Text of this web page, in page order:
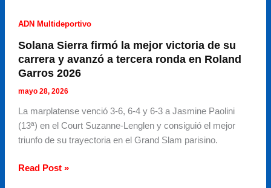
quedan
argentinos
en
carrera
ADN Multideportivo
Solana Sierra firmó la mejor victoria de su
carrera y avanzó a tercera ronda en Roland
Garros 2026
mayo 28, 2026
La marplatense venció 3-6, 6-4 y 6-3 a Jasmine Paolini
(13ª) en el Court Suzanne-Lenglen y consiguió el mejor
triunfo de su trayectoria en el Grand Slam parisino.
Solana
Read Post »